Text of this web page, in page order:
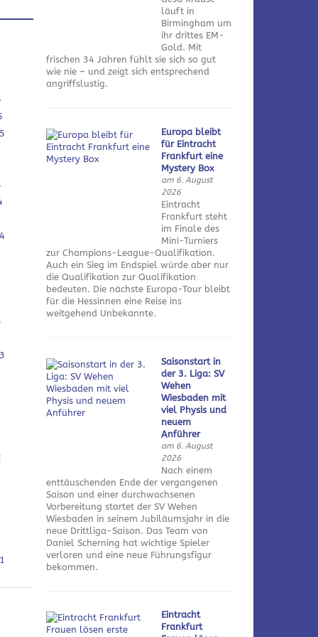
läuft in
Birmingham um
ihr drittes EM-
Gold. Mit
frischen 34 Jahren fühlt sie sich so gut
wie nie – und zeigt sich entsprechend
angriffslustig.
Europa bleibt
für Eintracht
Frankfurt eine
Mystery Box
am 6. August
2026
Eintracht
Frankfurt steht
im Finale des
Mini-Turniers
zur Champions-League-Qualifikation.
Auch ein Sieg im Endspiel würde aber nur
die Qualifikation zur Qualifikation
bedeuten. Die nächste Europa-Tour bleibt
für die Hessinnen eine Reise ins
weitgehend Unbekannte.
Saisonstart in
der 3. Liga: SV
Wehen
Wiesbaden mit
viel Physis und
neuem
Anführer
am 6. August
2026
Nach einem
enttäuschenden Ende der vergangenen
Saison und einer durchwachsenen
Vorbereitung startet der SV Wehen
Wiesbaden in seinem Jubiläumsjahr in die
neue Drittliga-Saison. Das Team von
Daniel Scherning hat wichtige Spieler
verloren und eine neue Führungsfigur
bekommen.
Eintracht
Frankfurt